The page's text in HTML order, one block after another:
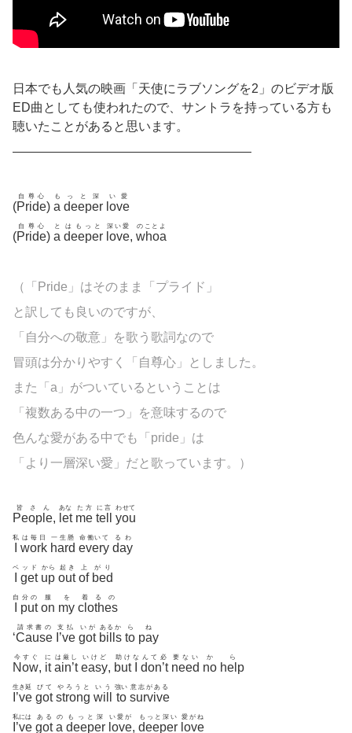
日本でも人気の映画「天使にラブソングを2」のビデオ版
ED曲としても使われたので、サントラを持っている方も
聴いたことがあると思います。
———————————————————
(Pride
自尊心
) a
も
deeper
っと深
love
い愛
(Pride
自尊心
) a
と
deeper
はもっと
love
深い愛
, whoa
のことよ
（「Pride」はそのまま「プライド」
と訳しても良いのですが、
「自分への敬意」を歌う歌詞なので
冒頭は分かりやすく「自尊心」としました。
また「a」がついているということは
「複数ある中の一つ」を意味するので
色んな愛がある中でも「pride」は
「より一層深い愛」だと歌っています。）
People
皆さん
, let
あな
me
た方
tell
に言
you
わせて
私
work
は毎日
hard
一生懸
every
命働いて
day
るわ
ベ
get
ッド
up
から
out
起き
of
上
bed
がり
自
put
分の
on
服
my
を
clothes
着るの
‘Cause
請求書の
I’ve
支払
got
いが
bills
あるか
to
ら
pay
ね
Now
今すぐ
, it
に
ain’t
は厳し
easy
いけど
, but
助け な
don’t
んて必
need
要ない
no
か
help
ら
I’ve
生き延
got
びて
strong
やろうと
will
いう
to
強い
survive
意志がある
I’ve
私には
got
ある
a
の
deeper
もっと深
love
い愛が
, deeper
もっと深い
love
愛がね